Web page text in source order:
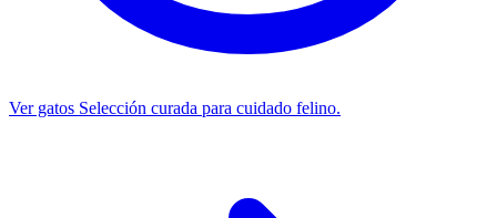
Ver gatos Selección curada para cuidado felino.